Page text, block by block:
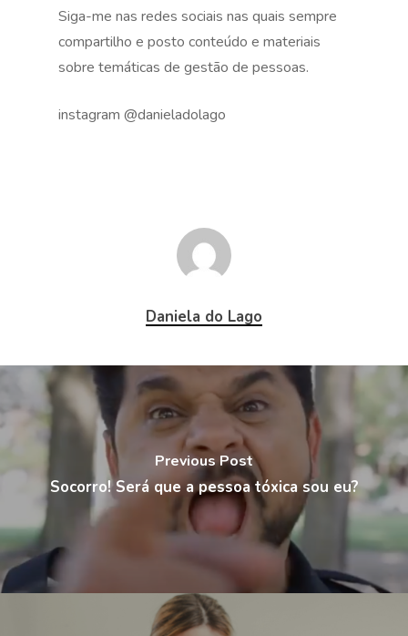
Siga-me nas redes sociais nas quais sempre
compartilho e posto conteúdo e materiais
sobre temáticas de gestão de pessoas.
instagram @danieladolago
Daniela do Lago
Previous Post
Socorro! Será que a pessoa tóxica sou eu?